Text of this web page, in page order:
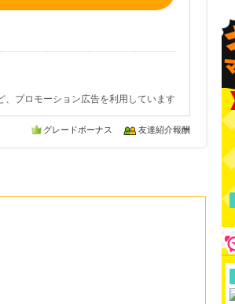
、プロモーション広告を利用しています
グレードボーナス 友達紹介報酬